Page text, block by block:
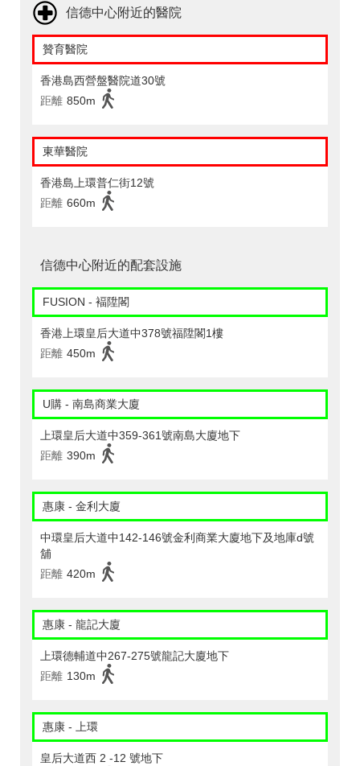
信德中心附近的醫院
贊育醫院
香港島西營盤醫院道30號
距離 850m
東華醫院
香港島上環普仁街12號
距離 660m
信德中心附近的配套設施
FUSION - 褔陞閣
香港上環皇后大道中378號福陞閣1樓
距離 450m
U購 - 南島商業大廈
上環皇后大道中359-361號南島大廈地下
距離 390m
惠康 - 金利大廈
中環皇后大道中142-146號金利商業大廈地下及地庫d號
舖
距離 420m
惠康 - 龍記大廈
上環德輔道中267-275號龍記大廈地下
距離 130m
惠康 - 上環
皇后大道西 2 -12 號地下